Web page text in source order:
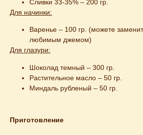
Сливки 33-35% – 200 гр.
Для начинки:
Варенье – 100 гр. (можете
любимым джемом)
Для глазури:
Шоколад темный – 300 гр.
Растительное масло – 50 гр.
Миндаль рубленый – 50 гр.
Приготовление